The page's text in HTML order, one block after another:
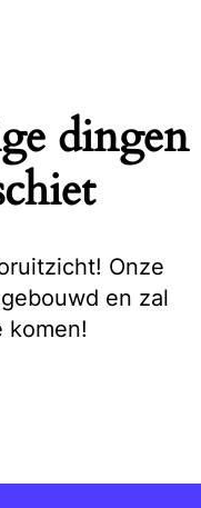
dingen
Onze
en zal
komen!